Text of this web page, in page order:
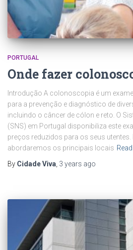
PORTUGAL
Onde fazer
Introdução A colonoscopia é um
para a prevenção e diagnóstico de
incluindo o câncer de cólon e reto. O
(SNS) em Portugal disponibiliza este
preços reduzidos para os seus utentes.
abordaremos os principais locais
By Cidade Viva 3 years ago